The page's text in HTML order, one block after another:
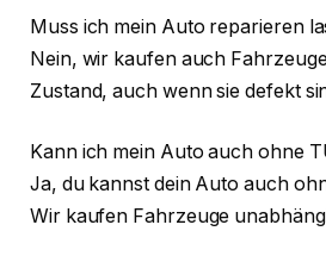
Muss ich mein Auto reparieren
Nein, wir kaufen auch
Zustand, auch wenn sie defekt
Kann ich mein Auto auch ohne
Ja, du kannst dein Auto auch
Wir kaufen Fahrzeuge